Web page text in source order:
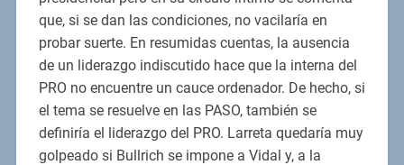
que, si se dan las condiciones, no vacilaría en
probar suerte. En resumidas cuentas, la ausencia
de un liderazgo indiscutido hace que la interna del
PRO no encuentre un cauce ordenador. De hecho, si
el tema se resuelve en las PASO, también se
definiría el liderazgo del PRO. Larreta quedaría muy
golpeado si Bullrich se impone a Vidal y, a la